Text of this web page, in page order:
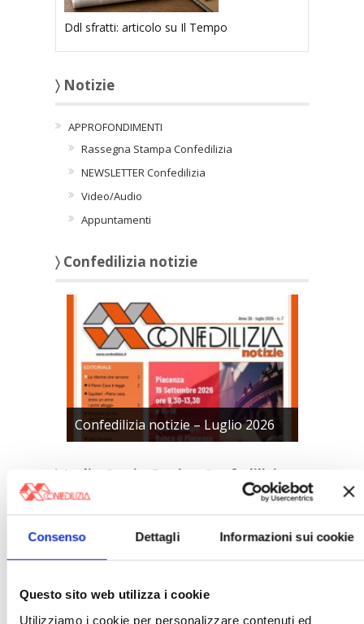
Consenso Dettagli Informazioni sui cookie
Questo sito web utilizza i cookie
Utilizziamo i cookie per personalizzare contenuti ed
Ddl sfratti: articolo su Il Tempo
〉 Notizie
APPROFONDIMENTI
Rassegna Stampa Confedilizia
NEWSLETTER Confedilizia
Video/Audio
Appuntamenti
〉 Confedilizia notizie
Confedilizia notizie – Luglio 2026
〉 Italia Oggi – Pagina Confedilizia